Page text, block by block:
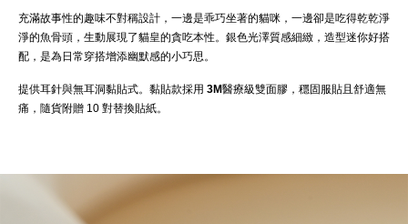
充滿故事性的趣味不對稱設計，一邊是乖巧坐著的貓咪，一邊卻是吃得乾乾淨
淨的魚骨頭，生動展現了貓皇的貪吃本性。銀色光澤質感細緻，造型迷你好搭
配，是為日常穿搭增添幽默感的小巧思。
提供耳針與無耳洞黏貼式。黏貼款採用 3M醫療級雙面膠 ，穩固服貼且舒適無
痛，隨貨附贈 10 對替換貼紙。